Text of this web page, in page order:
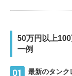
50万円以上
一例
最新のタンク